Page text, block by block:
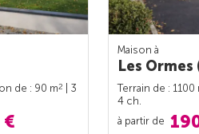
de : 90 m2
| 3
€
Maison à
Les Ormes
Terrain de : 1100
4 ch.
à partir de